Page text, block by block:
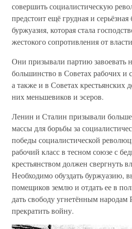
совершить социалистическую
предстоит ещё грудная и
буржуазия, которая стала
жестокого сопротивления от
Они призывали партию завоевать
большинство в Советах рабочих и
а также и в Советах крестьянских
них меньшевиков и эсеров.
Ленин и Сталин призывали
массы для борьбы за
победы социалистической
рабочий класс в тесном союзе с
крестьянством должен свергнуть
Необходимо обуздать буржуазию,
помещиков землю и отдать ее в
дать свободу угнетённым народам
прекратить войну.